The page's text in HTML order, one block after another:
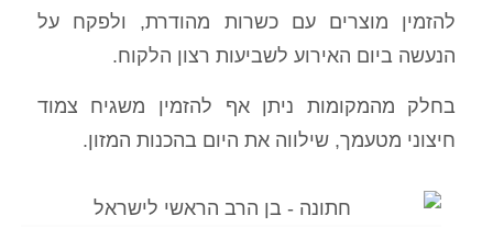
להזמין מוצרים עם כשרות מהודרת, ולפקח על
הנעשה ביום האירוע לשביעות רצון הלקוח.
בחלק מהמקומות ניתן אף להזמין משגיח צמוד
חיצוני מטעמך, שילווה את היום בהכנות המזון.